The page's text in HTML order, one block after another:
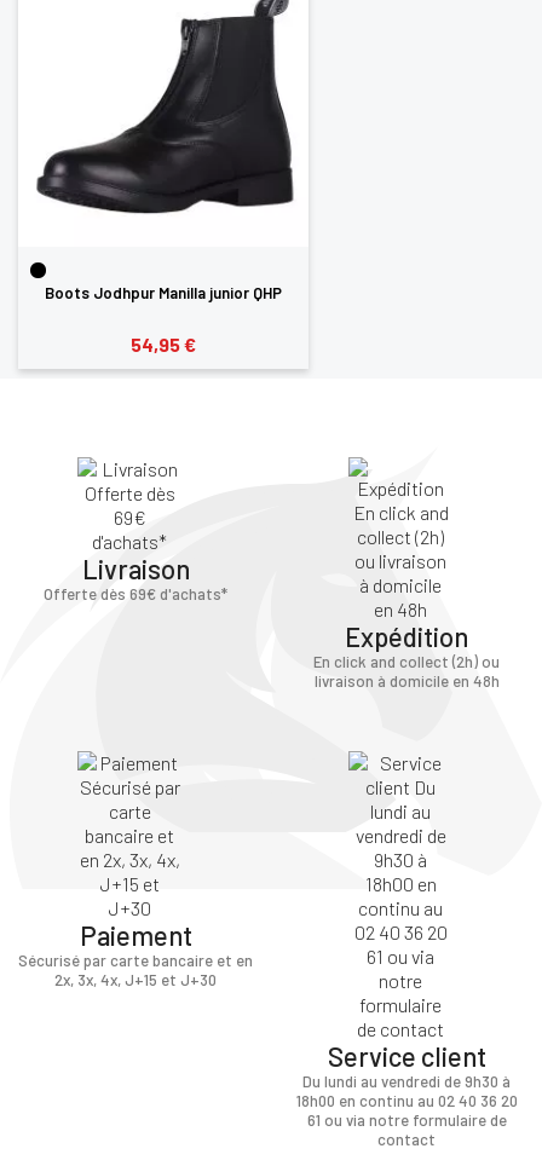
Boots Jodhpur Manilla junior QHP
54,95 €
Livraison
Offerte dès 69€ d'achats*
Expédition
En click and collect (2h) ou
livraison à domicile en 48h
Paiement
Sécurisé par carte bancaire et en
2x, 3x, 4x, J+15 et J+30
Service client
Du lundi au vendredi de 9h30 à
18h00 en continu au 02 40 36 20
61 ou via notre formulaire de
contact